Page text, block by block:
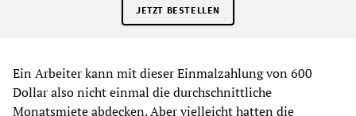
JETZT BESTELLEN
Ein Arbeiter kann mit dieser Einmalzahlung von 600
Dollar also nicht einmal die durchschnittliche
Monatsmiete abdecken. Aber vielleicht hatten die